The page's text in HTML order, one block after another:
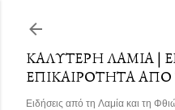
ΚΑΛΎΤΕΡΗ ΛΑΜΊΑ |
ΕΠΙΚΑΙΡΌΤΗΤΑ
Ειδήσεις από τη Λαμία και τη